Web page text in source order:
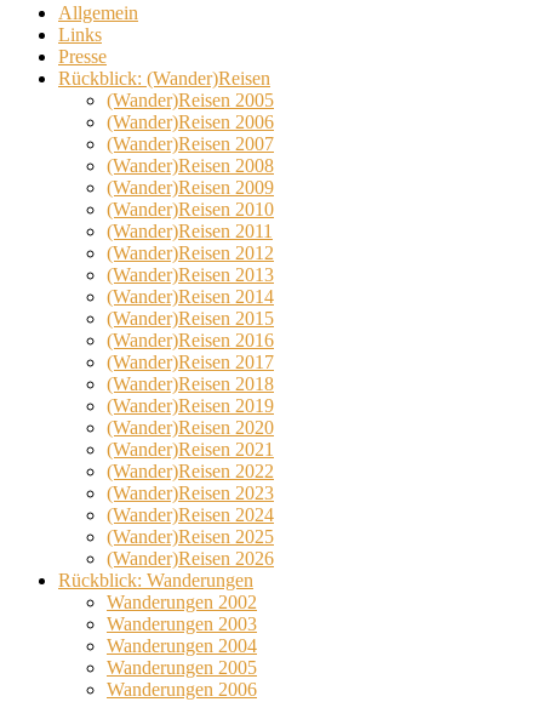
Allgemein
Links
Presse
Rückblick: (Wander)Reisen
(Wander)Reisen 2005
(Wander)Reisen 2006
(Wander)Reisen 2007
(Wander)Reisen 2008
(Wander)Reisen 2009
(Wander)Reisen 2010
(Wander)Reisen 2011
(Wander)Reisen 2012
(Wander)Reisen 2013
(Wander)Reisen 2014
(Wander)Reisen 2015
(Wander)Reisen 2016
(Wander)Reisen 2017
(Wander)Reisen 2018
(Wander)Reisen 2019
(Wander)Reisen 2020
(Wander)Reisen 2021
(Wander)Reisen 2022
(Wander)Reisen 2023
(Wander)Reisen 2024
(Wander)Reisen 2025
(Wander)Reisen 2026
Rückblick: Wanderungen
Wanderungen 2002
Wanderungen 2003
Wanderungen 2004
Wanderungen 2005
Wanderungen 2006